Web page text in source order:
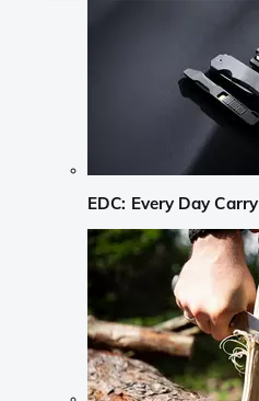
EDC: Every Day Carry